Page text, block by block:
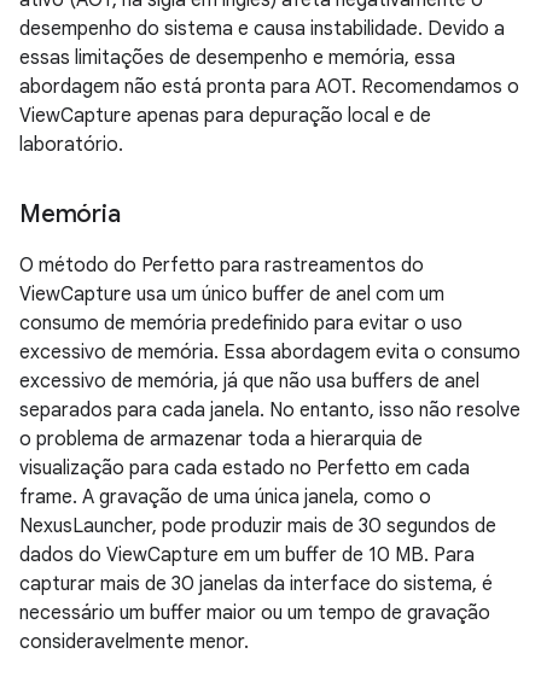
desempenho do sistema e causa instabilidade. Devido a
essas limitações de desempenho e memória, essa
abordagem não está pronta para AOT. Recomendamos o
ViewCapture apenas para depuração local e de
laboratório.
Memória
O método do Perfetto para rastreamentos do
ViewCapture usa um único buffer de anel com um
consumo de memória predefinido para evitar o uso
excessivo de memória. Essa abordagem evita o consumo
excessivo de memória, já que não usa buffers de anel
separados para cada janela. No entanto, isso não resolve
o problema de armazenar toda a hierarquia de
visualização para cada estado no Perfetto em cada
frame. A gravação de uma única janela, como o
NexusLauncher, pode produzir mais de 30 segundos de
dados do ViewCapture em um buffer de 10 MB. Para
capturar mais de 30 janelas da interface do sistema, é
necessário um buffer maior ou um tempo de gravação
consideravelmente menor.